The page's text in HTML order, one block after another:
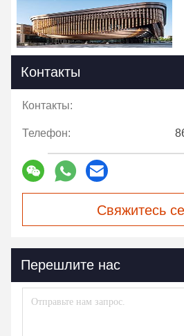
Контакты
Контакты:
Телефон:
Свяжитесь
Перешлите нас